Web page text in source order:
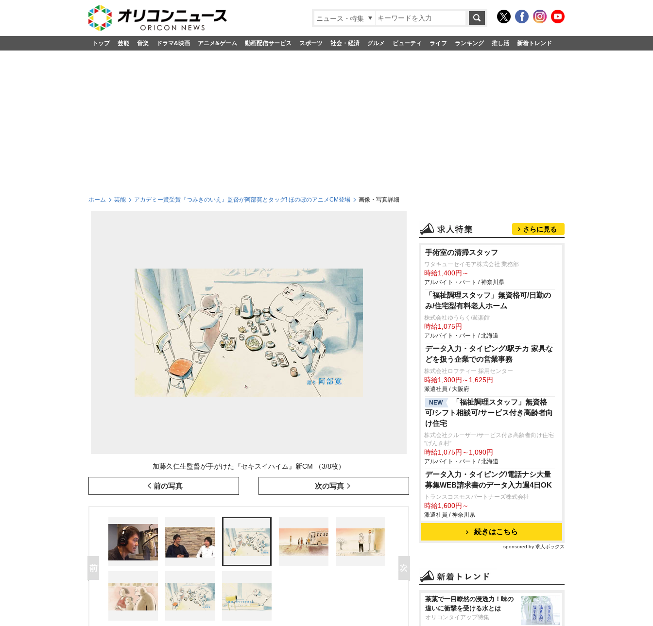
ニュース・特集
トップ 芸能 音楽 ドラマ&映画 アニメ&ゲーム 動画配信サービス スポーツ 社会・経済 グルメ ビューティ ライフ ランキング 推し活 新着トレンド
ホーム 芸能 アカデミー賞受賞『つみきのいえ』監督が阿部寛とタッグ! ほのぼのアニメCM登場 画像・写真詳細
加藤久仁生監督が手がけた『セキスイハイム』新CM （3/8枚）
前の写真 次の写真
さらに見る
手術室の清掃スタッフ
ワタキューセイモア株式会社 業務部
時給1,400円～
アルバイト・パート / 神奈川県
「福祉調理スタッフ」無資格可/日勤の
み/住宅型有料老人ホーム
株式会社ゆうらく/遊楽館
時給1,075円
アルバイト・パート / 北海道
データ入力・タイピング/駅チカ 家具な
どを扱う企業での営業事務
株式会社ロフティー 採用センター
時給1,300円～1,625円
派遣社員 / 大阪府
NEW
「福祉調理スタッフ」無資格
可/シフト相談可/サービス付き高齢者向
け住宅
株式会社クルーザー/サービス付き高齢者向け住宅
“げんき村”
時給1,075円～1,090円
アルバイト・パート / 北海道
データ入力・タイピング/電話ナシ大量
募集WEB請求書のデータ入力週4日OK
トランスコスモスパートナーズ株式会社
時給1,600円～
派遣社員 / 神奈川県
続きはこちら
sponsored by 求人ボックス
茶葉で一目瞭然の浸透力！味の
違いに衝撃を受ける水とは
オリコンタイアップ特集